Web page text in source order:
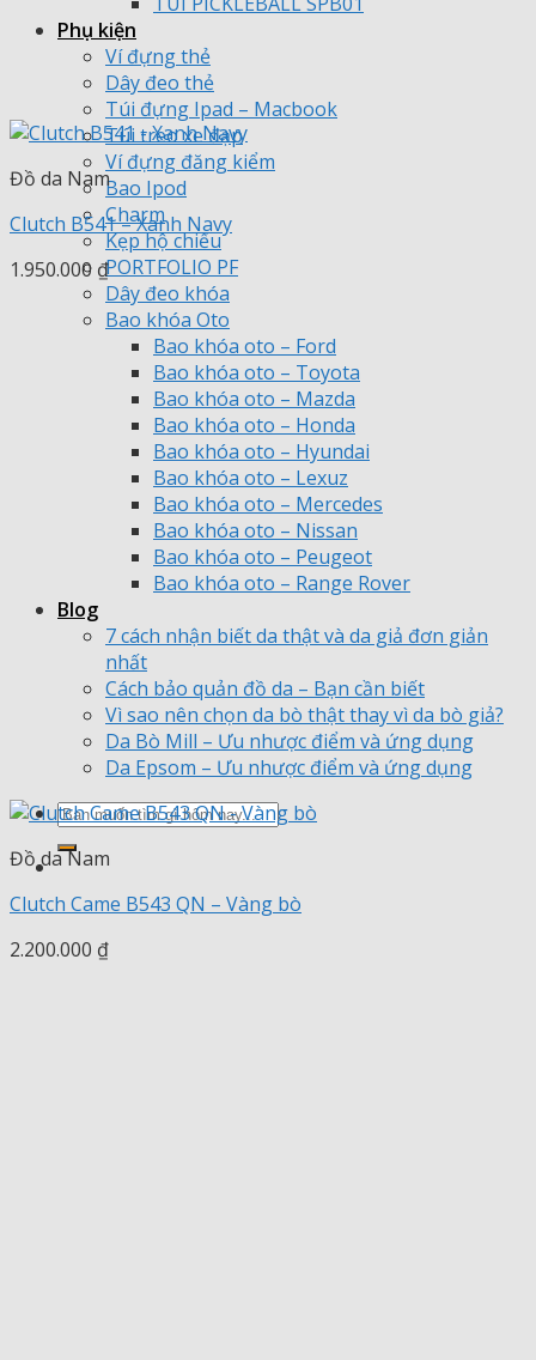
Phụ kiện
Ví đựng thẻ
Dây đeo thẻ
Túi đựng Ipad – Macbook
Túi treo xe đạp
Ví đựng đăng kiểm
Bao Ipod
Charm
Kẹp hộ chiếu
PORTFOLIO PF
Dây đeo khóa
Bao khóa Oto
Bao khóa oto – Ford
Bao khóa oto – Toyota
Bao khóa oto – Mazda
Bao khóa oto – Honda
Bao khóa oto – Hyundai
Bao khóa oto – Lexuz
Bao khóa oto – Mercedes
Bao khóa oto – Nissan
Bao khóa oto – Peugeot
Bao khóa oto – Range Rover
Blog
7 cách nhận biết da thật và da giả đơn giản
nhất
Cách bảo quản đồ da – Bạn cần biết
Vì sao nên chọn da bò thật thay vì da bò giả?
Da Bò Mill – Ưu nhược điểm và ứng dụng
Da Epsom – Ưu nhược điểm và ứng dụng
Tìm
kiếm:
Đồ da Nam
Clutch B541 – Xanh Navy
1.950.000 ₫
Đồ da Nam
Clutch Came B543 QN – Vàng bò
2.200.000 ₫